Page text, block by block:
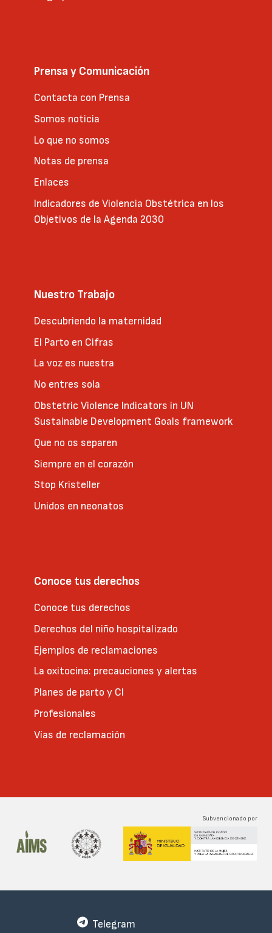
Prensa y Comunicación
Contacta con Prensa
Somos noticia
Lo que no somos
Notas de prensa
Enlaces
Indicadores de Violencia Obstétrica en los
Objetivos de la Agenda 2030
Nuestro Trabajo
Descubriendo la maternidad
El Parto en Cifras
La voz es nuestra
No entres sola
Obstetric Violence Indicators in UN
Sustainable Development Goals framework
Que no os separen
Siempre en el corazón
Stop Kristeller
Unidos en neonatos
Conoce tus derechos
Conoce tus derechos
Derechos del niño hospitalizado
Ejemplos de reclamaciones
La oxitocina: precauciones y alertas
Planes de parto y CI
Profesionales
Vías de reclamación
Subvencionado por
Telegram